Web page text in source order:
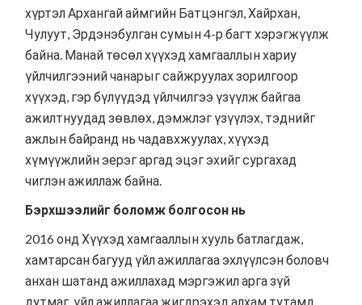
хүртэл Архангай аймгийн Батцэнгэл, Хайрхан,
Чулуут, Эрдэнэбулган сумын 4-р багт хэрэгжүүлж
байна. Манай төсөл хүүхэд хамгааллын хариу
үйлчилгээний чанарыг сайжруулах зорилгоор
хүүхэд, гэр бүлүүдэд үйлчилгээ үзүүлж байгаа
ажилтнуудад зөвлөх, дэмжлэг үзүүлэх, тэднийг
ажлын байранд нь чадавхжуулах, хүүхэд
хүмүүжлийн эерэг аргад эцэг эхийг сургахад
чиглэн ажиллаж байна.
Бэрхшээлийг боломж болгосон нь
2016 онд Хүүхэд хамгааллын хууль батлагдаж,
хамтарсан багууд үйл ажиллагаа эхлүүлсэн боловч
анхан шатанд ажиллахад мэргэжил арга зүй
дутмаг, үйл ажиллагаа жигдрэхэд алхам тутамд